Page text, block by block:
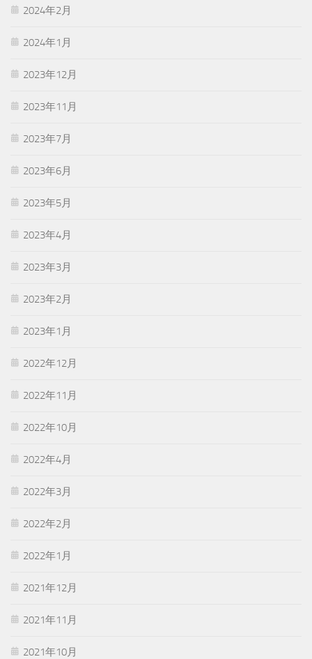
2024年2月
2024年1月
2023年12月
2023年11月
2023年7月
2023年6月
2023年5月
2023年4月
2023年3月
2023年2月
2023年1月
2022年12月
2022年11月
2022年10月
2022年4月
2022年3月
2022年2月
2022年1月
2021年12月
2021年11月
2021年10月